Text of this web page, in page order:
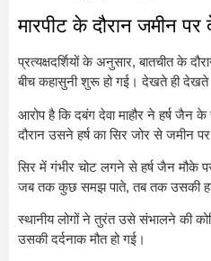
मारपीट के दौरान जमीन पर
प्रत्यक्षदर्शियों के अनुसार, बातचीत के
बीच कहासुनी शुरू हो गई। देखते ही
आरोप है कि दबंग देवा माहौर ने हर्ष जैन
दौरान उसने हर्ष का सिर जोर से जमीन पर
सिर में गंभीर चोट लगने से हर्ष जैन मौके
जब तक कुछ समझ पाते, तब तक उसकी
स्थानीय लोगों ने तुरंत उसे संभालने की
उसकी दर्दनाक मौत हो गई।